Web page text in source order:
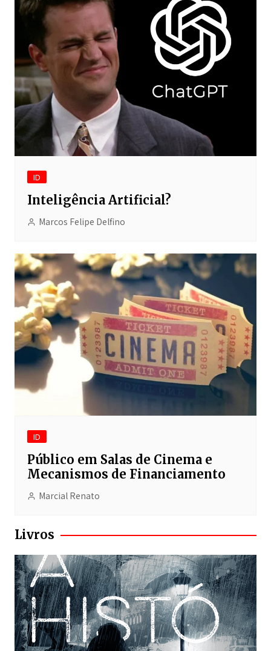
ID
Inteligência Artificial?
Marcos Felipe Delfino
ID
Público em Salas de Cinema e
Mecanismos de Financiamento
Marcial Renato
Livros